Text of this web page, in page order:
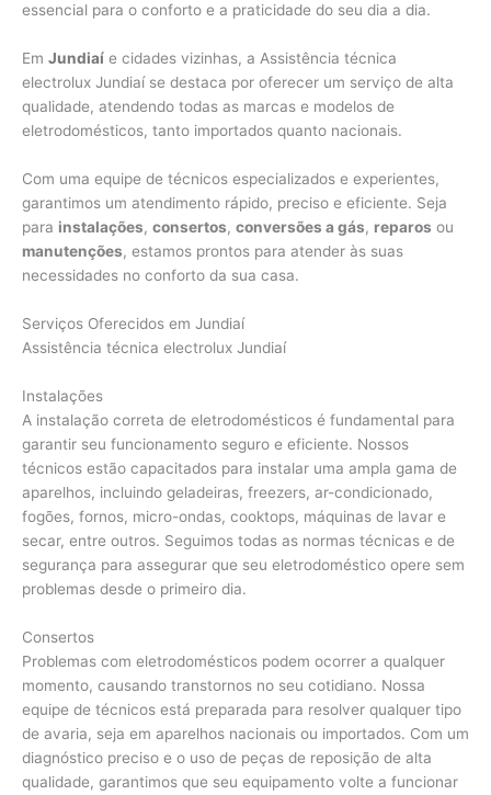
essencial para o conforto e a praticidade do seu dia a dia.
Em Jundiaí e cidades vizinhas, a Assistência técnica
electrolux Jundiaí se destaca por oferecer um serviço de alta
qualidade, atendendo todas as marcas e modelos de
eletrodomésticos, tanto importados quanto nacionais.
Com uma equipe de técnicos especializados e experientes,
garantimos um atendimento rápido, preciso e eficiente. Seja
para instalações, consertos, conversões a gás, reparos ou
manutenções, estamos prontos para atender às suas
necessidades no conforto da sua casa.
Serviços Oferecidos em Jundiaí
Assistência técnica electrolux Jundiaí
Instalações
A instalação correta de eletrodomésticos é fundamental para
garantir seu funcionamento seguro e eficiente. Nossos
técnicos estão capacitados para instalar uma ampla gama de
aparelhos, incluindo geladeiras, freezers, ar-condicionado,
fogões, fornos, micro-ondas, cooktops, máquinas de lavar e
secar, entre outros. Seguimos todas as normas técnicas e de
segurança para assegurar que seu eletrodoméstico opere sem
problemas desde o primeiro dia.
Consertos
Problemas com eletrodomésticos podem ocorrer a qualquer
momento, causando transtornos no seu cotidiano. Nossa
equipe de técnicos está preparada para resolver qualquer tipo
de avaria, seja em aparelhos nacionais ou importados. Com um
diagnóstico preciso e o uso de peças de reposição de alta
qualidade, garantimos que seu equipamento volte a funcionar